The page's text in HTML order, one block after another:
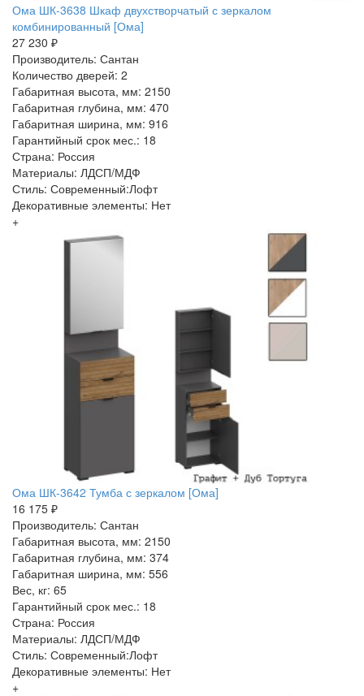
Ома ШК-3638 Шкаф двухстворчатый с зеркалом
комбинированный [Ома]
27 230 ₽
Производитель: Сантан
Количество дверей: 2
Габаритная высота, мм: 2150
Габаритная глубина, мм: 470
Габаритная ширина, мм: 916
Гарантийный срок мес.: 18
Страна: Россия
Материалы: ЛДСП/МДФ
Стиль: Современный:Лофт
Декоративные элементы: Нет
+
Ома ШК-3642 Тумба с зеркалом [Ома]
16 175 ₽
Производитель: Сантан
Габаритная высота, мм: 2150
Габаритная глубина, мм: 374
Габаритная ширина, мм: 556
Вес, кг: 65
Гарантийный срок мес.: 18
Страна: Россия
Материалы: ЛДСП/МДФ
Стиль: Современный:Лофт
Декоративные элементы: Нет
+